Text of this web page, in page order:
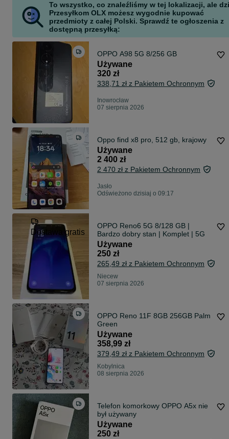
To wszystko, co znaleźliśmy w tej lokalizacji, ale
Przesyłkom OLX możesz wygodnie kupować
przedmioty z całej Polski. Sprawdź te ogłoszenia z
dostępną przesyłką:
OPPO A98 5G 8/256 GB
Używane
320 zł
338,71 zł z Pakietem Ochronnym
Inowrocław
07 sierpnia 2026
Oppo find x8 pro, 512 gb, krajowy
Używane
2 400 zł
2 470 zł z Pakietem Ochronnym
Jasło
Odświeżono dzisiaj o 09:17
Dostawa gratis
OPPO Reno6 5G 8/128 GB |
Bardzo dobry stan | Komplet | 5G
Używane
250 zł
265,49 zł z Pakietem Ochronnym
Niecew
07 sierpnia 2026
OPPO Reno 11F 8GB 256GB Palm
Green
Używane
358,99 zł
379,49 zł z Pakietem Ochronnym
Kobylnica
08 sierpnia 2026
Telefon komorkowy OPPO A5x nie
był używany
Używane
250 zł